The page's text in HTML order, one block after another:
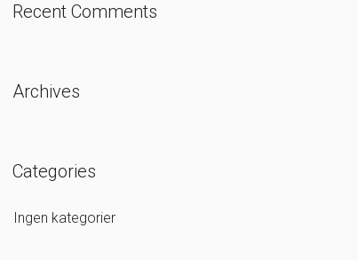
Recent Comments
Archives
Categories
Ingen kategorier